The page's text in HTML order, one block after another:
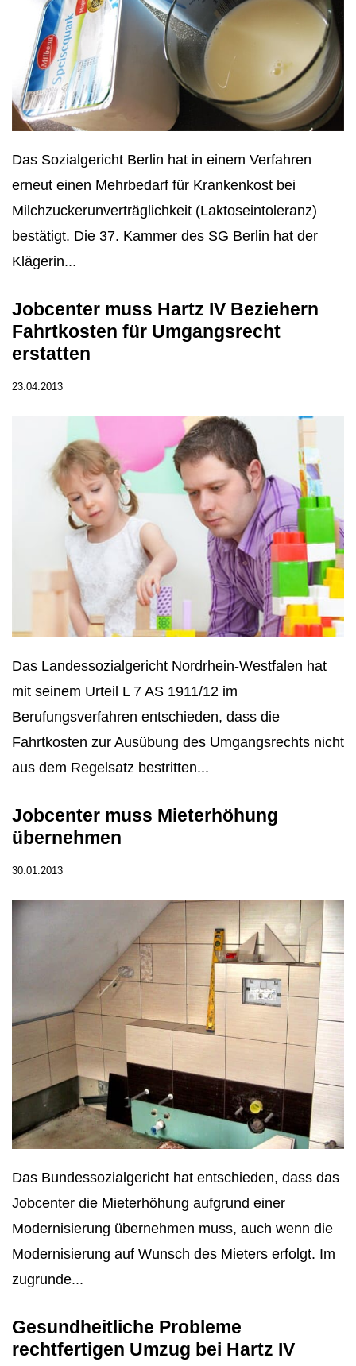
Das Sozialgericht Berlin hat in einem Verfahren
erneut einen Mehrbedarf für Krankenkost bei
Milchzuckerunverträglichkeit (Laktoseintoleranz)
bestätigt. Die 37. Kammer des SG Berlin hat der
Klägerin...
Jobcenter muss Hartz IV Beziehern
Fahrtkosten für Umgangsrecht
erstatten
23.04.2013
Das Landessozialgericht Nordrhein-Westfalen hat
mit seinem Urteil L 7 AS 1911/12 im
Berufungsverfahren entschieden, dass die
Fahrtkosten zur Ausübung des Umgangsrechts nicht
aus dem Regelsatz bestritten...
Jobcenter muss Mieterhöhung
übernehmen
30.01.2013
Das Bundessozialgericht hat entschieden, dass das
Jobcenter die Mieterhöhung aufgrund einer
Modernisierung übernehmen muss, auch wenn die
Modernisierung auf Wunsch des Mieters erfolgt. Im
zugrunde...
Gesundheitliche Probleme
rechtfertigen Umzug bei Hartz IV